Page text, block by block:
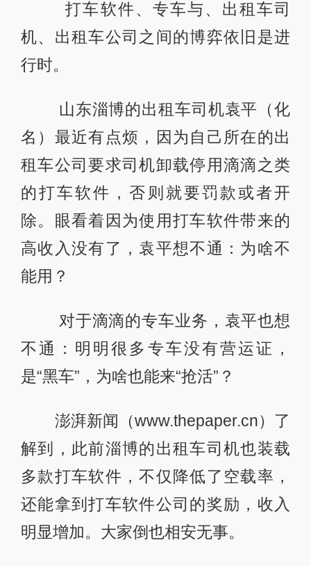
打车软件、专车与、出租车司
机、出租车公司之间的博弈依旧是进
行时。
山东淄博的出租车司机袁平（化
名）最近有点烦，因为自己所在的出
租车公司要求司机卸载停用滴滴之类
的打车软件，否则就要罚款或者开
除。眼看着因为使用打车软件带来的
高收入没有了，袁平想不通：为啥不
能用？
对于滴滴的专车业务，袁平也想
不通：明明很多专车没有营运证，
是“黑车”，为啥也能来“抢活”？
澎湃新闻（www.thepaper.cn）了
解到，此前淄博的出租车司机也装载
多款打车软件，不仅降低了空载率，
还能拿到打车软件公司的奖励，收入
明显增加。大家倒也相安无事。